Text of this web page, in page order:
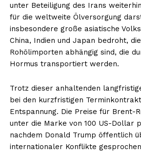
unter Beteiligung des Irans
für die weltweite Ölversorgung
insbesondere große asiatische
China, Indien und Japan bedroht,
Rohölimporten abhängig sind, die
Hormus transportiert werden.
Trotz dieser anhaltenden
bei den kurzfristigen
Entspannung. Die Preise für Brent-
unter die Marke von 100 US-Dollar
nachdem Donald Trump öffentlich
internationaler Konflikte